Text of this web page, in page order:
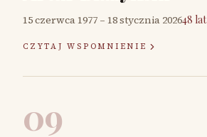
15 czerwca 1977 – 18 stycznia 202648 lat
CZYTAJ WSPOMNIENIE
09